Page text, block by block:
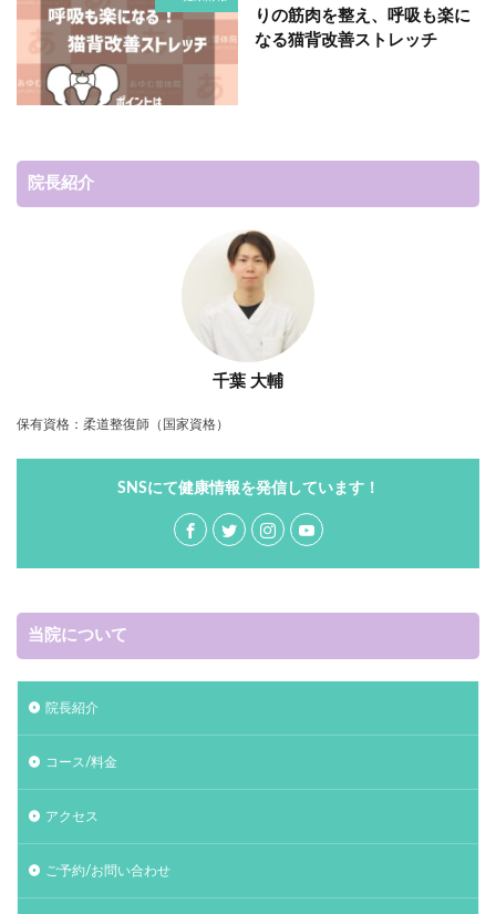
りの筋肉を整え、呼吸も楽に
なる猫背改善ストレッチ
院長紹介
千葉 大輔
保有資格：柔道整復師（国家資格）
SNSにて健康情報を発信しています！
当院について
院長紹介
コース/料金
アクセス
ご予約/お問い合わせ